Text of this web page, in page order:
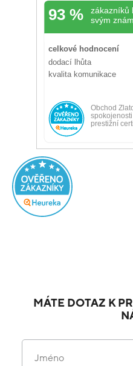
MÁTE DOTAZ K
Jméno